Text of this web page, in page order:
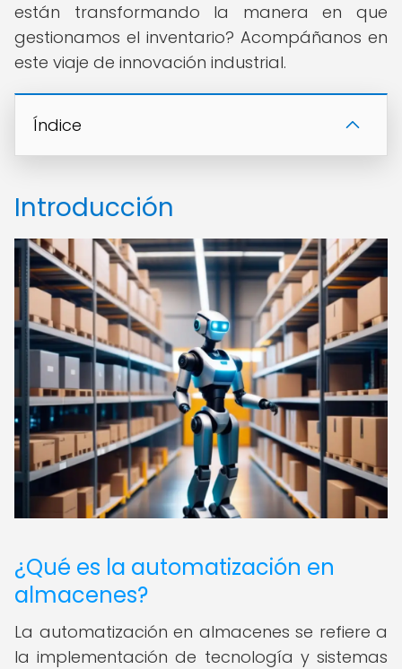
están transformando la manera en que
gestionamos el inventario? Acompáñanos en
este viaje de innovación industrial.
Índice
Introducción
¿Qué es la automatización en
almacenes?
La automatización en almacenes se refiere a
la implementación de tecnología y sistemas